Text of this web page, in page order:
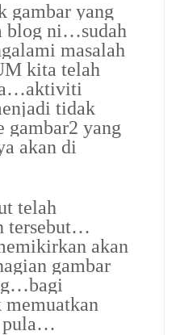
gambar yang
blog ni…sudah
masalah
kita telah
tidak
yang
akan di
telah
tersebut…
akan
gambar
memuatkan
pula…